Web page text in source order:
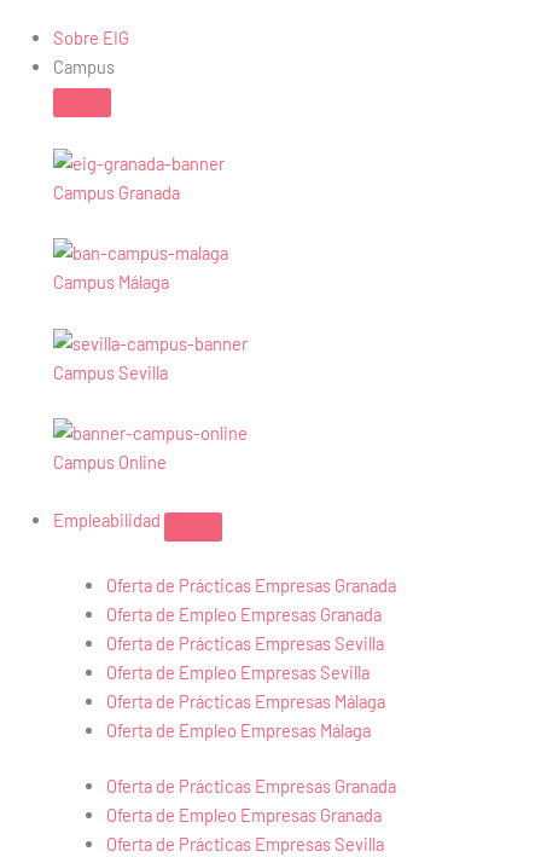
Sobre EIG
Campus
Campus Granada
Campus Málaga
Campus Sevilla
Campus Online
Empleabilidad
Oferta de Prácticas Empresas Granada
Oferta de Empleo Empresas Granada
Oferta de Prácticas Empresas Sevilla
Oferta de Empleo Empresas Sevilla
Oferta de Prácticas Empresas Málaga
Oferta de Empleo Empresas Málaga
Oferta de Prácticas Empresas Granada
Oferta de Empleo Empresas Granada
Oferta de Prácticas Empresas Sevilla